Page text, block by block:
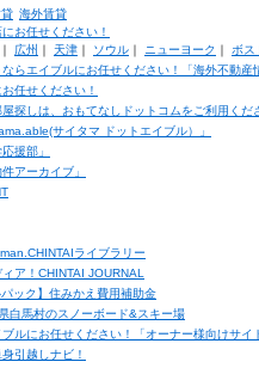
海外賃貸
お任せください！
｜ 広州 ｜ 天津｜ ソウル｜ ニューヨーク ｜ ボス
らエイブルにお任せください！「海外不動産
任せください！
探しは、おもてなしドットコムをご利用くだ
サイタマ ドットエイブル）」
援部」
アーカイブ」
ライブラリー
ア！CHINTAI JOURNAL
ック】住みかえ費用補助金
白馬村のスノーボード&スキー場
ルにお任せください！「オーナー様向けサイ
引越しナビ！